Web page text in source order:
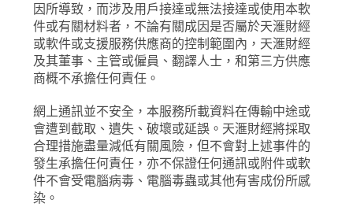
因所導致，而涉及用戶接達或無法接達或使用本軟
件或有關材料者，不論有關成因是否屬於天滙財經
或軟件或支援服務供應商的控制範圍內，天滙財經
及其董事、主管或僱員、翻譯人士，和第三方供應
商概不承擔任何責任。
網上通訊並不安全，本服務所載資料在傳輸中途或
會遭到截取、遺失、破壞或延誤。天滙財經將採取
合理措施盡量減低有關風險，但不會對上述事件的
發生承擔任何責任，亦不保證任何通訊或附件或軟
件不會受電腦病毒、電腦毒蟲或其他有害成份所感
染。